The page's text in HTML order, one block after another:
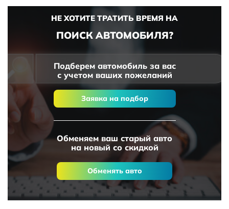
НЕ ХОТИТЕ ТРАТИТЬ ВРЕМЯ НА
ПОИСК АВТОМОБИЛЯ?
Подберем автомобиль за вас
с учетом ваших пожеланий
Заявка на подбор
Обменяем ваш старый авто
на новый со скидкой
Обменять авто